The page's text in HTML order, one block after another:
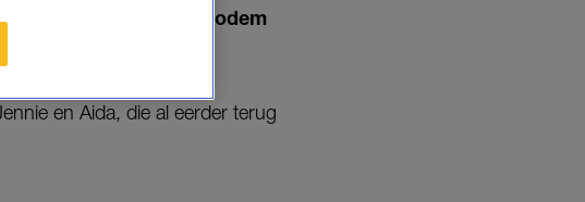
voet op Hollandse bodem
en Aida, die al eerder terug